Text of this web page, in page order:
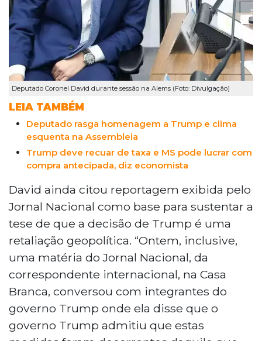
Deputado Coronel David durante sessão na Alems (Foto: Divulgação)
LEIA TAMBÉM
Deputado rasga homenagem a Trump e clima
esquenta na Assembleia
Trump deve recuar de taxa e MS pode lucrar com
compra antecipada, diz economista
David ainda citou reportagem exibida pelo
Jornal Nacional como base para sustentar a
tese de que a decisão de Trump é uma
retaliação geopolítica. “Ontem, inclusive,
uma matéria do Jornal Nacional, da
correspondente internacional, na Casa
Branca, conversou com integrantes do
governo Trump onde ela disse que o
governo Trump admitiu que estas